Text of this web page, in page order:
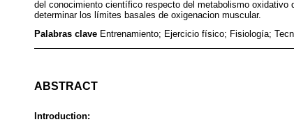
del conocimiento científico respecto del metabolismo
determinar los límites basales de oxigenacion muscular.
Palabras clave Entrenamiento; Ejercicio físico; Fisiología;
ABSTRACT
Introduction: